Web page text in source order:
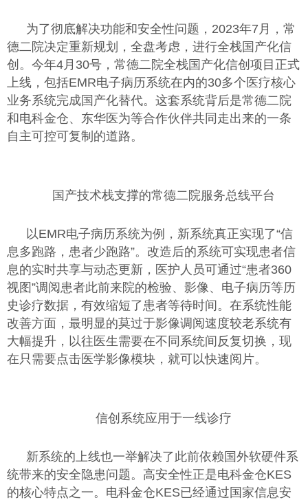
为了彻底解决功能和安全性问题，2023年7月，常
德二院决定重新规划，全盘考虑，进行全栈国产化信
创。今年4月30号，常德二院全栈国产化信创项目正式
上线，包括EMR电子病历系统在内的30多个医疗核心
业务系统完成国产化替代。这套系统背后是常德二院
和电科金仓、东华医为等合作伙伴共同走出来的一条
自主可控可复制的道路。
国产技术栈支撑的常德二院服务总线平台
以EMR电子病历系统为例，新系统真正实现了“信
息多跑路，患者少跑路”。改造后的系统可实现患者信
息的实时共享与动态更新，医护人员可通过“患者360
视图”调阅患者此前来院的检验、影像、电子病历等历
史诊疗数据，有效缩短了患者等待时间。在系统性能
改善方面，最明显的莫过于影像调阅速度较老系统有
大幅提升，以往医生需要在不同系统间反复切换，现
在只需要点击医学影像模块，就可以快速阅片。
信创系统应用于一线诊疗
新系统的上线也一举解决了此前依赖国外软硬件系
统带来的安全隐患问题。高安全性正是电科金仓KES
的核心特点之一。电科金仓KES已经通过国家信息安